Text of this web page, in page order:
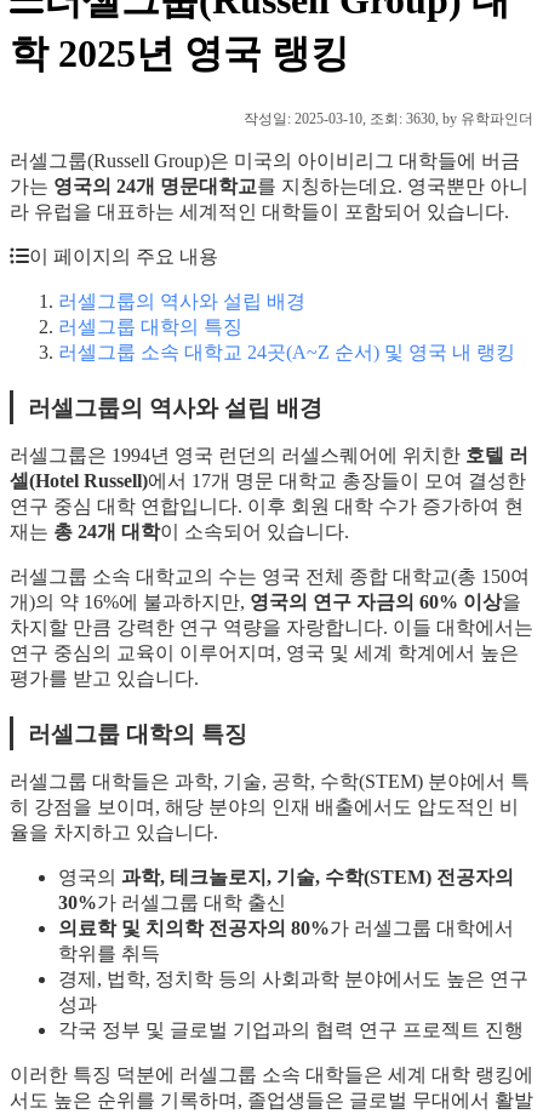
학 2025년 영국 랭킹
작성일: 2025-03-10, 조회: 3630, by 유학파인더
러셀그룹(Russell Group)은 미국의 아이비리그 대학들에 버금
가는 영국의 24개 명문대학교를 지칭하는데요. 영국뿐만 아니
라 유럽을 대표하는 세계적인 대학들이 포함되어 있습니다.
이 페이지의 주요 내용
러셀그룹의 역사와 설립 배경
러셀그룹 대학의 특징
러셀그룹 소속 대학교 24곳(A~Z 순서) 및 영국 내 랭킹
러셀그룹의 역사와 설립 배경
러셀그룹은 1994년 영국 런던의 러셀스퀘어에 위치한 호텔 러
셀(Hotel Russell)에서 17개 명문 대학교 총장들이 모여 결성한
연구 중심 대학 연합입니다. 이후 회원 대학 수가 증가하여 현
재는 총 24개 대학이 소속되어 있습니다.
러셀그룹 소속 대학교의 수는 영국 전체 종합 대학교(총 150여
개)의 약 16%에 불과하지만, 영국의 연구 자금의 60% 이상을
차지할 만큼 강력한 연구 역량을 자랑합니다. 이들 대학에서는
연구 중심의 교육이 이루어지며, 영국 및 세계 학계에서 높은
평가를 받고 있습니다.
러셀그룹 대학의 특징
러셀그룹 대학들은 과학, 기술, 공학, 수학(STEM) 분야에서 특
히 강점을 보이며, 해당 분야의 인재 배출에서도 압도적인 비
율을 차지하고 있습니다.
영국의 과학, 테크놀로지, 기술, 수학(STEM) 전공자의
30%가 러셀그룹 대학 출신
의료학 및 치의학 전공자의 80%가 러셀그룹 대학에서
학위를 취득
경제, 법학, 정치학 등의 사회과학 분야에서도 높은 연구
성과
각국 정부 및 글로벌 기업과의 협력 연구 프로젝트 진행
이러한 특징 덕분에 러셀그룹 소속 대학들은 세계 대학 랭킹에
서도 높은 순위를 기록하며, 졸업생들은 글로벌 무대에서 활발